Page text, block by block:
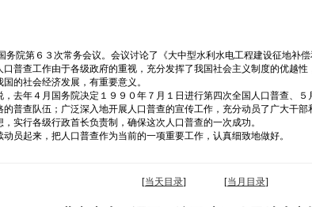
院第６３次常务会议。会议讨论了《大中型水利水电工程建设征地补
普查工作由于各级政府的重视，充分发挥了我国社会主义制度的优越
的社会经济发展，有重要意义。
去年４月国务院决定１９９０年７月１日进行第四次全国人口普查、
普查队伍；广泛深入地开展人口普查的宣传工作，充分动员了广大干
实行各级行政首长负责制，确保这次人口普查的一次成功。
员起来，把人口普查作为当前的一项重要工作，认真细致地做好。
[当天目录] [当月目录]